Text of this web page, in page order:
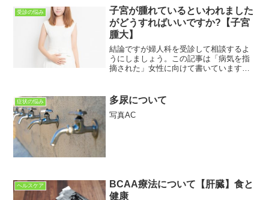
受診の悩み
子宮が腫れているといわれました
がどうすればいいですか?【子宮
腫大】
結論ですが婦人科を受診して相談するよ
うにしましょう。この記事は「病気を指
摘された」女性に向けて書いています。
記事を読むことで「子宮腫大」について
わかります。お腹が痛くて...
症状の悩み 多尿について
写真AC
ヘルスケア
BCAA療法について【肝臓】食と
健康